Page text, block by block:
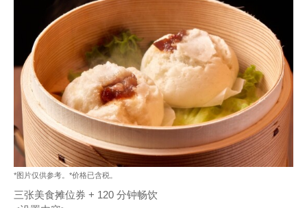
*图片仅供参考。*价格已含税。
三张美食摊位券 + 120 分钟畅饮